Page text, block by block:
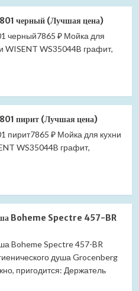
черный (Лучшая цена)
черный7865 ₽ Мойка для
WISENT WS35044B графит,
пирит (Лучшая цена)
пирит7865 ₽ Мойка для кухни
WS35044B графит,
Boheme Spectre 457-BR
Boheme Spectre 457-BR
душа Grocenberg
пригодится: Держатель